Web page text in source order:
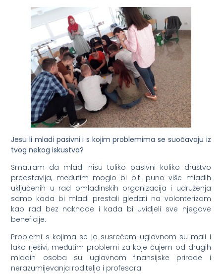
Jesu li mladi pasivni i s kojim problemima se suočavaju iz
tvog nekog iskustva?
Smatram da mladi nisu toliko pasivni koliko društvo
predstavlja, međutim moglo bi biti puno više mladih
uključenih u rad omladinskih organizacija i udruženja
samo kada bi mladi prestali gledati na volonterizam
kao rad bez naknade i kada bi uvidjeli sve njegove
beneficije.
Problemi s kojima se ja susrećem uglavnom su mali i
lako rješivi, međutim problemi za koje čujem od drugih
mladih osoba su uglavnom finansijske prirode i
nerazumijevanja roditelja i profesora.